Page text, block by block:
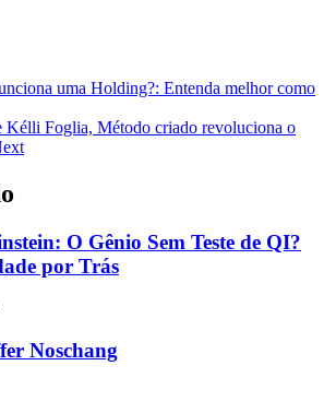
uma Holding?: Entenda melhor como
Kélli Foglia, Método criado revoluciona o
O Gênio Sem Teste de QI?
por Trás
Noschang